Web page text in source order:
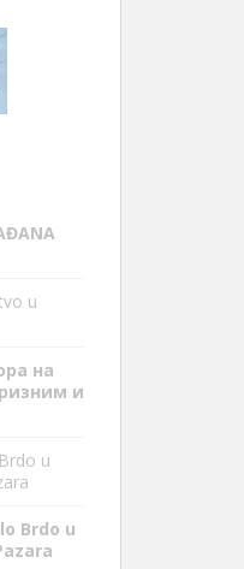
u
на
и
u
Brdo u